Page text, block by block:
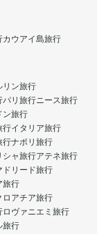
カウアイ島旅行
リン旅行
パリ旅行ニース旅行
ン旅行
行イタリア旅行
行ナポリ旅行
シャ旅行アテネ旅行
ドリード旅行
旅行
ロアチア旅行
ロヴァニエミ旅行
旅行